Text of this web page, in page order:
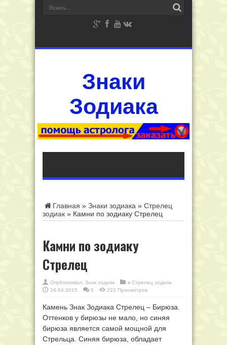
Знаки
Зодиака
Главная » Знаки зодиака » Стрелец
зодиак » Камни по зодиаку Стрелец
Камни по зодиаку
Стрелец
Опубликовал: Знак зодиак в Стрелец зодиак
24.04.2015
0 222 Просмотров
Камень Знак Зодиака Стрелец – Бирюза.
Оттенков у бирюзы не мало, но синяя
бирюза является самой мощной для
Стрельца. Синяя бирюза, обладает